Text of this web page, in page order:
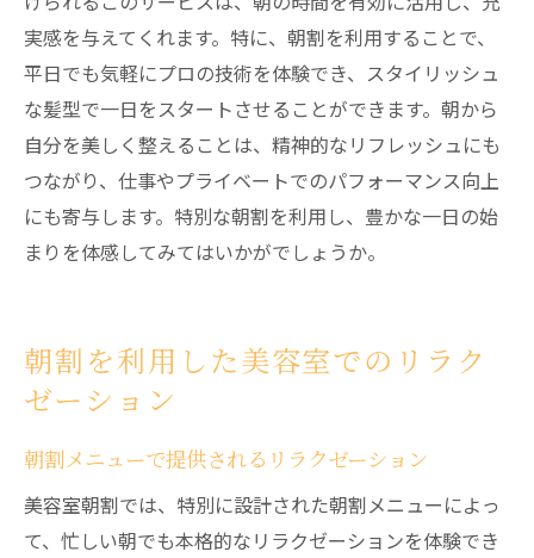
実感を与えてくれます。特に、朝割を利用することで、
平日でも気軽にプロの技術を体験でき、スタイリッシュ
な髪型で一日をスタートさせることができます。朝から
自分を美しく整えることは、精神的なリフレッシュにも
つながり、仕事やプライベートでのパフォーマンス向上
にも寄与します。特別な朝割を利用し、豊かな一日の始
まりを体感してみてはいかがでしょうか。
朝割を利用した美容室でのリラク
ゼーション
朝割メニューで提供されるリラクゼーション
美容室朝割では、特別に設計された朝割メニューによっ
て、忙しい朝でも本格的なリラクゼーションを体験でき